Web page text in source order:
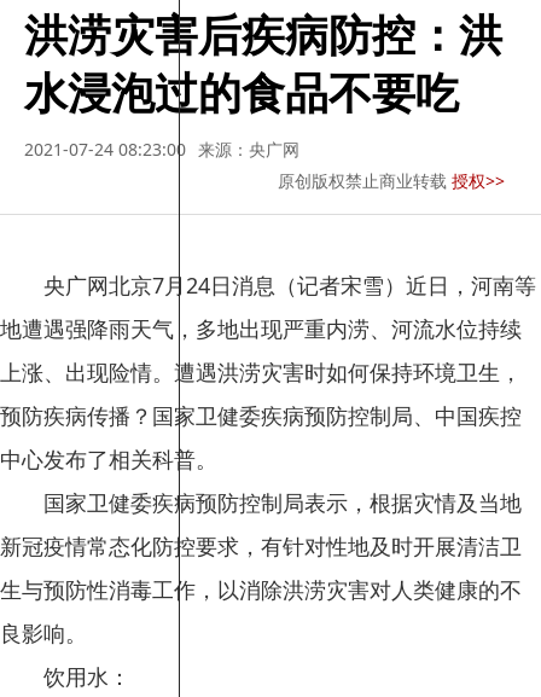
洪涝灾害后疾病防控：洪
水浸泡过的食品不要吃
2021-07-24 08:23:00 来源：央广网
原创版权禁止商业转载 授权>>
央广网北京7月24日消息（记者宋雪）近日，河南等
地遭遇强降雨天气，多地出现严重内涝、河流水位持续
上涨、出现险情。遭遇洪涝灾害时如何保持环境卫生，
预防疾病传播？国家卫健委疾病预防控制局、中国疾控
中心发布了相关科普。
国家卫健委疾病预防控制局表示，根据灾情及当地
新冠疫情常态化防控要求，有针对性地及时开展清洁卫
生与预防性消毒工作，以消除洪涝灾害对人类健康的不
良影响。
饮用水：